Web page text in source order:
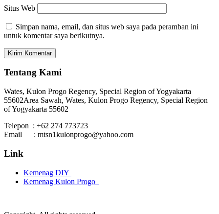
Situs Web
Simpan nama, email, dan situs web saya pada peramban ini
untuk komentar saya berikutnya.
Tentang Kami
Wates, Kulon Progo Regency, Special Region of Yogyakarta
55602Area Sawah, Wates, Kulon Progo Regency, Special Region
of Yogyakarta 55602
Telepon : +62 274 773723
Email : mtsn1kulonprogo@yahoo.com
Link
Kemenag DIY
Kemenag Kulon Progo